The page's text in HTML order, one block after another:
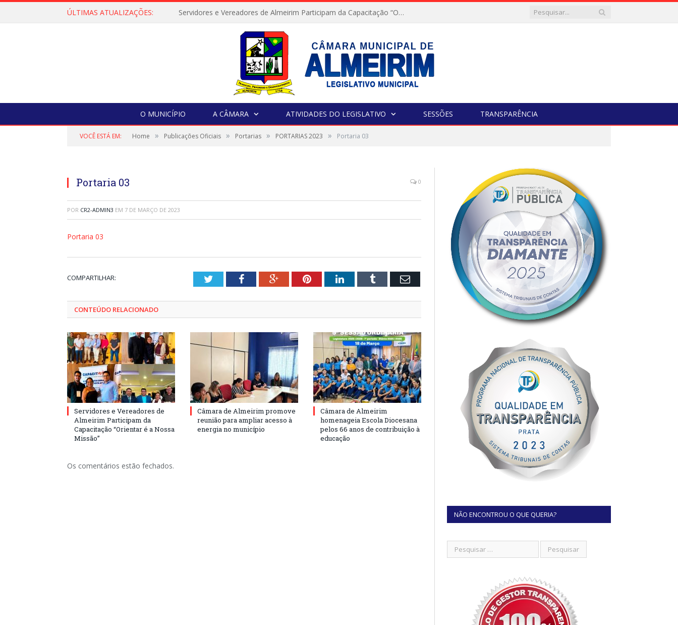
ÚLTIMAS ATUALIZAÇÕES: Servidores e Vereadores de Almeirim Participam da Capacitação “Orientar é a Nossa Missão”
O MUNICÍPIO A CÂMARA ATIVIDADES DO LEGISLATIVO SESSÕES TRANSPARÊNCIA
VOCÊ ESTÁ EM: Home » Publicações Oficiais » Portarias » PORTARIAS 2023 » Portaria 03
Portaria 03 0
POR CR2-ADMIN3 EM 7 DE MARÇO DE 2023
Portaria 03
COMPARTILHAR: TwitterFacebookGoogle+PinterestLinkedInTumblr Email
CONTEÚDO RELACIONADO
Servidores e Vereadores de
Almeirim Participam da
Capacitação “Orientar é a Nossa
Missão”
Câmara de Almeirim promove
reunião para ampliar acesso à
energia no município
Câmara de Almeirim
homenageia Escola Diocesana
pelos 66 anos de contribuição à
educação
Os comentários estão fechados.
NÃO ENCONTROU O QUE QUERIA?